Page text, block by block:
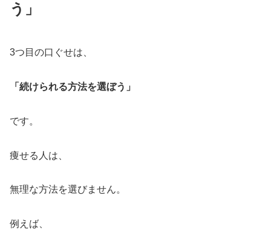
う」
3つ目の口ぐせは、
「続けられる方法を選ぼう」
です。
痩せる人は、
無理な方法を選びません。
例えば、